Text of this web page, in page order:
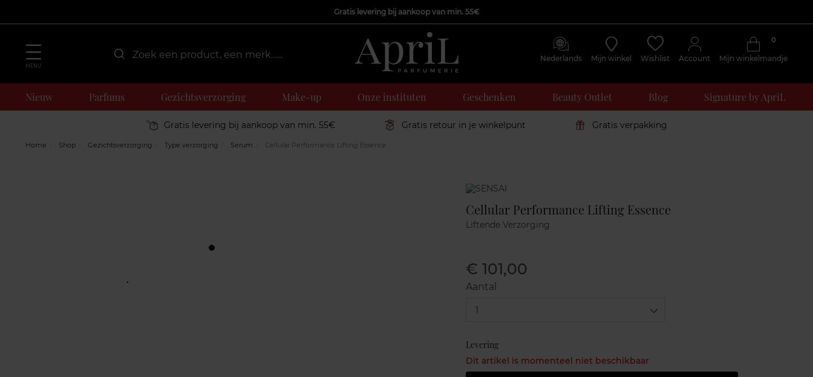
Gratis levering bij aankoop van min. 55€
MENU
Nederlands Mijn winkel Wishlist Account Mijn winkelmandje
0
Nieuw Parfums Gezichtsverzorging Make-up Onze instituten Geschenken Beauty Outlet Blog Signature by ApriL
Gratis levering bij aankoop van min. 55€ Gratis retour in je winkelpunt Gratis verpakking
Home Shop Gezichtsverzorging Type verzorging Serum Cellular Performance Lifting Essence
Marque
Cellular Performance Lifting Essence
Liftende Verzorging
€ 101,00
Aantal
1
Levering
Dit artikel is momenteel niet beschikbaar